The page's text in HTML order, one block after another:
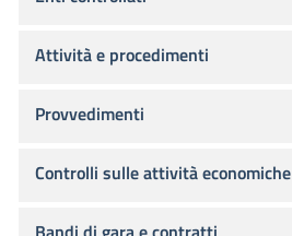
Attività e procedimenti
Provvedimenti
Controlli sulle attività economiche